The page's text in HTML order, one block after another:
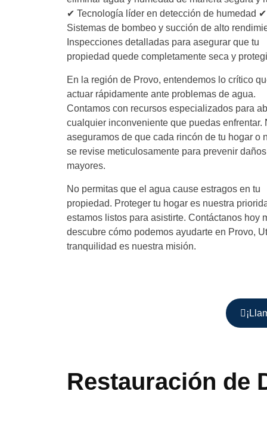
✔ Tecnología líder en detección de humedad ✔
Sistemas de bombeo y succión de alto
Inspecciones detalladas para asegurar que tu
propiedad quede completamente seca y
En la región de Provo, entendemos lo crítico
actuar rápidamente ante problemas de agua.
Contamos con recursos especializados para
cualquier inconveniente que puedas enfrentar.
aseguramos de que cada rincón de tu hogar o
se revise meticulosamente para prevenir daños
mayores.
No permitas que el agua cause estragos en tu
propiedad. Proteger tu hogar es nuestra
estamos listos para asistirte. Contáctanos hoy
descubre cómo podemos ayudarte en Provo,
tranquilidad es nuestra misión.
Restauración de